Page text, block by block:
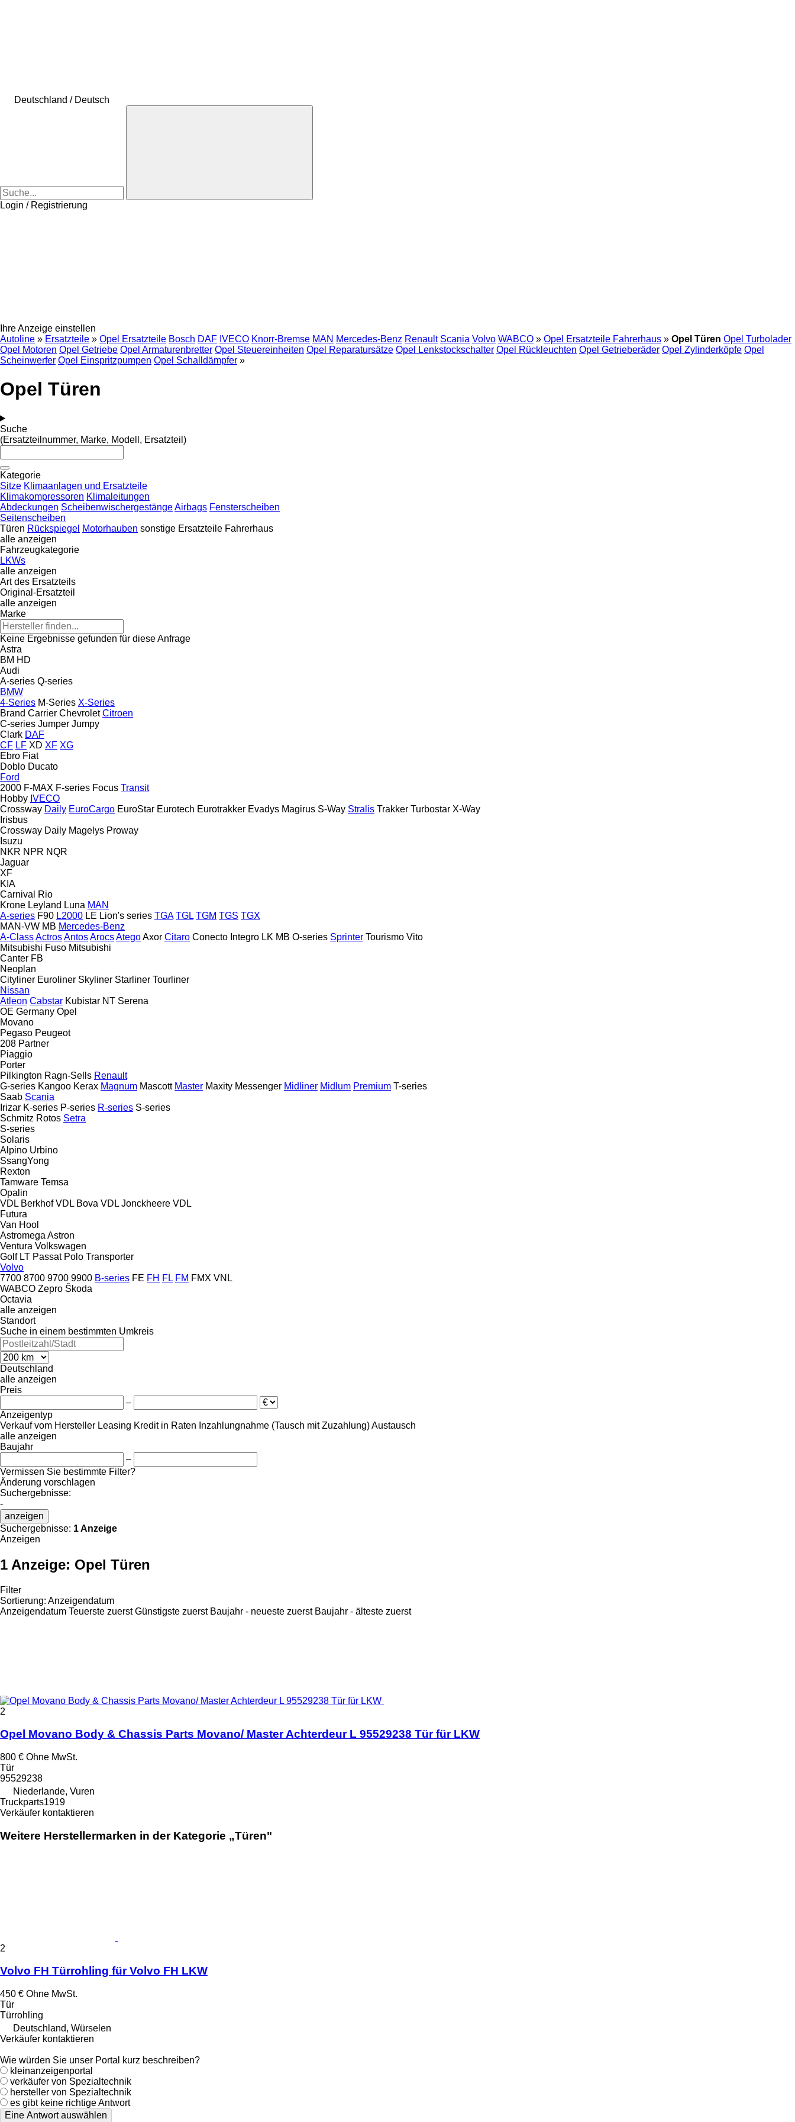
Deutschland / Deutsch
Login / Registrierung
Ihre Anzeige einstellen
Autoline » Ersatzteile » Opel Ersatzteile Bosch DAF IVECO Knorr-Bremse MAN Mercedes-Benz Renault Scania Volvo WABCO » Opel Ersatzteile Fahrerhaus » Opel Türen Opel Turbolader
Opel Motoren Opel Getriebe Opel Armaturenbretter Opel Steuereinheiten Opel Reparatursätze Opel Lenkstockschalter Opel Rückleuchten Opel Getrieberäder Opel Zylinderköpfe Opel
Scheinwerfer Opel Einspritzpumpen Opel Schalldämpfer »
Opel Türen
Suche
(Ersatzteilnummer, Marke, Modell, Ersatzteil)
Kategorie
Sitze Klimaanlagen und Ersatzteile
Klimakompressoren Klimaleitungen
Abdeckungen ScheibenwischergestängeAirbags Fensterscheiben
Seitenscheiben
Türen Rückspiegel Motorhauben sonstige Ersatzteile Fahrerhaus
alle anzeigen
Fahrzeugkategorie
LKWs
alle anzeigen
Art des Ersatzteils
Original-Ersatzteil
alle anzeigen
Marke
Keine Ergebnisse gefunden für diese Anfrage
Astra
BM HD
Audi
A-series Q-series
BMW
4-Series M-Series X-Series
Brand Carrier Chevrolet Citroen
C-series Jumper Jumpy
Clark DAF
CF LF XD XF XG
Ebro Fiat
Doblo Ducato
Ford
2000 F-MAX F-series Focus Transit
Hobby IVECO
Crossway Daily EuroCargo EuroStar Eurotech Eurotrakker Evadys Magirus S-Way Stralis Trakker Turbostar X-Way
Irisbus
Crossway Daily Magelys Proway
Isuzu
NKR NPR NQR
Jaguar
XF
KIA
Carnival
Rio
Krone Leyland Luna MAN
A-series F90 L2000 LE Lion's series TGA TGL TGM TGS TGX
MAN-VW MB Mercedes-Benz
A-ClassActrosAntosArocsAtegoAxor Citaro Conecto Integro LK MB O-series Sprinter Tourismo Vito
Mitsubishi Fuso Mitsubishi
Canter FB
Neoplan
Cityliner Euroliner Skyliner Starliner Tourliner
Nissan
Atleon Cabstar Kubistar NT Serena
OE Germany Opel
Movano
Pegaso Peugeot
208 Partner
Piaggio
Porter
Pilkington Ragn-Sells Renault
G-series Kangoo Kerax Magnum Mascott Master Maxity Messenger Midliner Midlum Premium T-series
Saab Scania
Irizar K-series P-series R-series S-series
Schmitz Rotos Setra
S-series
Solaris
Alpino Urbino
SsangYong
Rexton
Tamware Temsa
Opalin
VDL Berkhof VDL Bova VDL Jonckheere VDL
Futura
Van Hool
Astromega Astron
Ventura Volkswagen
Golf LT Passat Polo Transporter
Volvo
7700 8700 9700 9900 B-series FE FH FL FM FMX VNL
WABCO Zepro Škoda
Octavia
alle anzeigen
Standort
Suche in einem bestimmten Umkreis
Deutschland
alle anzeigen
Preis
–
Anzeigentyp
Verkauf vom Hersteller Leasing Kredit in Raten Inzahlungnahme (Tausch mit Zuzahlung)Austausch
alle anzeigen
Baujahr
–
Vermissen Sie bestimmte Filter?
Änderung vorschlagen
Suchergebnisse:
-
anzeigen
Suchergebnisse: 1 Anzeige
Anzeigen
1 Anzeige: Opel Türen
Filter
Sortierung: Anzeigendatum
Anzeigendatum Teuerste zuerst Günstigste zuerst Baujahr - neueste zuerst Baujahr - älteste zuerst
2
Opel Movano Body & Chassis Parts Movano/ Master Achterdeur L 95529238 Tür für LKW
800 € Ohne MwSt.
Tür
95529238
Niederlande, Vuren
Truckparts1919
Verkäufer kontaktieren
Weitere Herstellermarken in der Kategorie „Türen"
2
Volvo FH Türrohling für Volvo FH LKW
450 € Ohne MwSt.
Tür
Türrohling
Deutschland, Würselen
Verkäufer kontaktieren
Wie würden Sie unser Portal kurz beschreiben?
kleinanzeigenportal
verkäufer von Spezialtechnik
hersteller von Spezialtechnik
es gibt keine richtige Antwort
Eine Antwort auswählen